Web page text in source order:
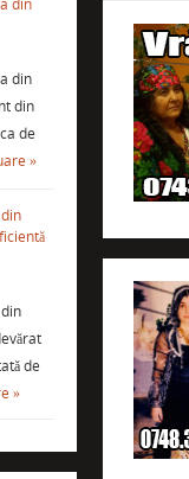
din
din
din
de
»
de
»